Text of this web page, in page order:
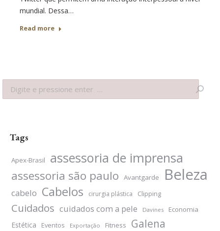
mundial. Dessa…
Read more
Search:
Tags
Apex-Brasil assessoria de imprensa
assessoria são paulo Avantgarde Beleza
cabelo Cabelos cirurgia plástica Clipping
Cuidados cuidados com a pele Davines Economia
Estética Eventos Exportação Fitness Galena